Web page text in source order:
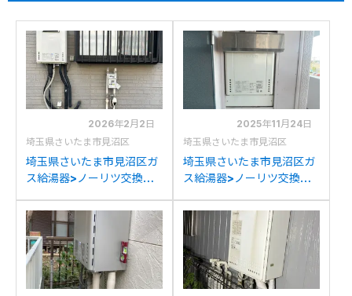
2026年2月2日
埼玉県さいたま市見沼区
埼玉県さいたま市見沼区ガ
ス給湯器>ノーリツ交換工
2450SAWX-2からノーリ
ツGT-2470SAW BLへの
交換
2025年11月24日
埼玉県さいたま市見沼区
埼玉県さいたま市見沼区ガ
ス給湯器>ノーリツ交換工
246RSA-AQ-Gからノー
リツGT-1670AW BLへの
交換